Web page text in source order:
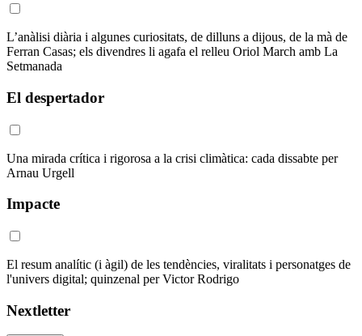
L’anàlisi diària i algunes curiositats, de dilluns a dijous, de la mà de
Ferran Casas; els divendres li agafa el relleu Oriol March amb La
Setmanada
El despertador
Una mirada crítica i rigorosa a la crisi climàtica: cada dissabte per
Arnau Urgell
Impacte
El resum analític (i àgil) de les tendències, viralitats i personatges de
l'univers digital; quinzenal per Victor Rodrigo
Nextletter